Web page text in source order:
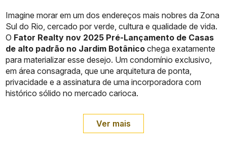
Imagine morar em um dos endereços mais nobres da Zona
Sul do Rio, cercado por verde, cultura e qualidade de vida.
O Fator Realty nov 2025 Pré-Lançamento de Casas
de alto padrão no Jardim Botânico chega exatamente
para materializar esse desejo. Um condomínio exclusivo,
em área consagrada, que une arquitetura de ponta,
privacidade e a assinatura de uma incorporadora com
histórico sólido no mercado carioca.
Ver mais